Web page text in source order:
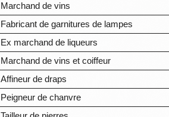
Marchand de vins
Fabricant de garnitures de lampes
Ex marchand de liqueurs
Marchand de vins et coiffeur
Affineur de draps
Peigneur de chanvre